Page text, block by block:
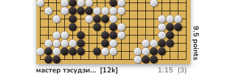
мастер тэсудзи... [12k] 1:15 (3)
9.5 points